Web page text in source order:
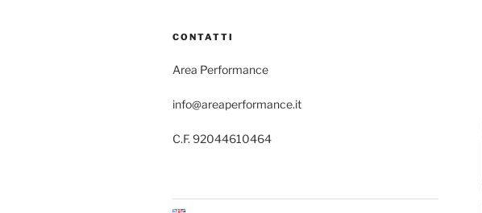
CONTATTI
Area Performance
info@areaperformance.it
C.F. 92044610464